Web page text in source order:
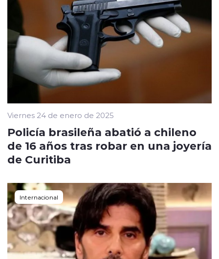
Viernes 24 de enero de 2025
Policía brasileña abatió a chileno
de 16 años tras robar en una joyería
de Curitiba
Internacional